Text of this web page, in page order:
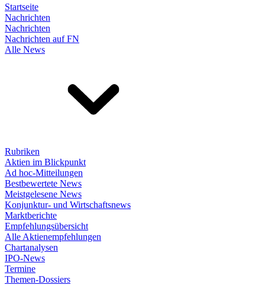
Startseite
Nachrichten
Nachrichten
Nachrichten auf FN
Alle News
Rubriken
Aktien im Blickpunkt
Ad hoc-Mitteilungen
Bestbewertete News
Meistgelesene News
Konjunktur- und Wirtschaftsnews
Marktberichte
Empfehlungsübersicht
Alle Aktienempfehlungen
Chartanalysen
IPO-News
Termine
Themen-Dossiers